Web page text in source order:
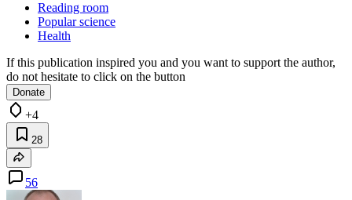
Reading room
Popular science
Health
If this publication inspired you and you want to support the author,
do not hesitate to click on the button
Donate
+4
28
56